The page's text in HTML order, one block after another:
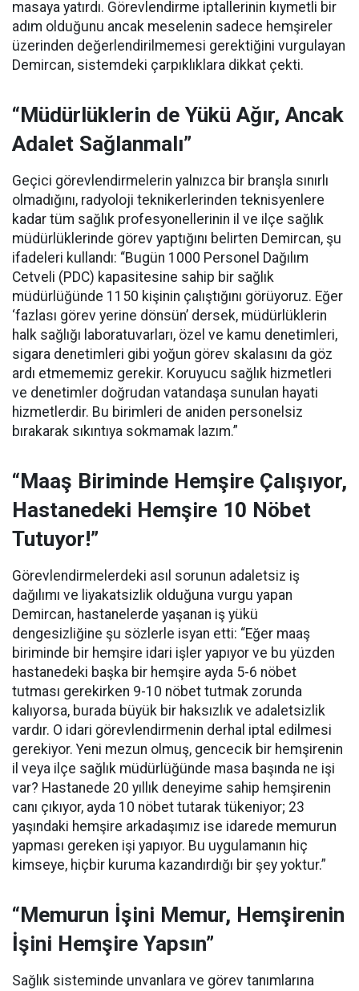
masaya yatırdı. Görevlendirme iptallerinin kıymetli bir
adım olduğunu ancak meselenin sadece hemşireler
üzerinden değerlendirilmemesi gerektiğini vurgulayan
Demircan, sistemdeki çarpıklıklara dikkat çekti.
“Müdürlüklerin de Yükü Ağır, Ancak
Adalet Sağlanmalı”
Geçici görevlendirmelerin yalnızca bir branşla sınırlı
olmadığını, radyoloji teknikerlerinden teknisyenlere
kadar tüm sağlık profesyonellerinin il ve ilçe sağlık
müdürlüklerinde görev yaptığını belirten Demircan, şu
ifadeleri kullandı: “Bugün 1000 Personel Dağılım
Cetveli (PDC) kapasitesine sahip bir sağlık
müdürlüğünde 1150 kişinin çalıştığını görüyoruz. Eğer
‘fazlası görev yerine dönsün’ dersek, müdürlüklerin
halk sağlığı laboratuvarları, özel ve kamu denetimleri,
sigara denetimleri gibi yoğun görev skalasını da göz
ardı etmememiz gerekir. Koruyucu sağlık hizmetleri
ve denetimler doğrudan vatandaşa sunulan hayati
hizmetlerdir. Bu birimleri de aniden personelsiz
bırakarak sıkıntıya sokmamak lazım.”
“Maaş Biriminde Hemşire Çalışıyor,
Hastanedeki Hemşire 10 Nöbet
Tutuyor!”
Görevlendirmelerdeki asıl sorunun adaletsiz iş
dağılımı ve liyakatsizlik olduğuna vurgu yapan
Demircan, hastanelerde yaşanan iş yükü
dengesizliğine şu sözlerle isyan etti: “Eğer maaş
biriminde bir hemşire idari işler yapıyor ve bu yüzden
hastanedeki başka bir hemşire ayda 5-6 nöbet
tutması gerekirken 9-10 nöbet tutmak zorunda
kalıyorsa, burada büyük bir haksızlık ve adaletsizlik
vardır. O idari görevlendirmenin derhal iptal edilmesi
gerekiyor. Yeni mezun olmuş, gencecik bir hemşirenin
il veya ilçe sağlık müdürlüğünde masa başında ne işi
var? Hastanede 20 yıllık deneyime sahip hemşirenin
canı çıkıyor, ayda 10 nöbet tutarak tükeniyor; 23
yaşındaki hemşire arkadaşımız ise idarede memurun
yapması gereken işi yapıyor. Bu uygulamanın hiç
kimseye, hiçbir kuruma kazandırdığı bir şey yoktur.”
“Memurun İşini Memur, Hemşirenin
İşini Hemşire Yapsın”
Sağlık sisteminde unvanlara ve görev tanımlarına